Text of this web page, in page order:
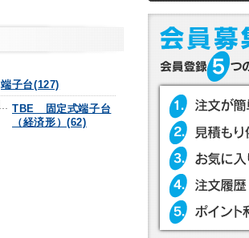
端子台(127)
TBE 固定式端子台
（経済形）(62)